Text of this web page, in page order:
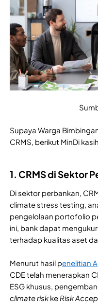
Supaya Warga
CRMS, berikut MinDi
1. CRMS di Sektor
Di sektor perbankan,
climate stress testing,
pengelolaan portofolio
ini, bank dapat
terhadap kualitas aset
Menurut hasil penelitian
CDE telah menerapkan
ESG khusus,
climaterisk ke Risk